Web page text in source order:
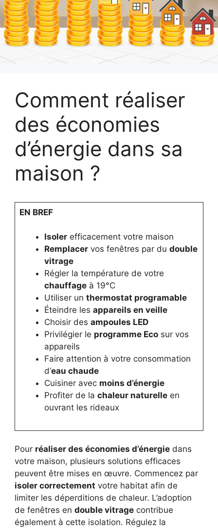
Comment réaliser
des économies
d’énergie dans sa
maison ?
EN BREF
Isolerefficacement votre maison
Remplacervos fenêtres par du double
vitrage
Régler la température de votre
chauffageà 19°C
Utiliser un thermostat programable
Éteindre les appareils en veille
Choisir des ampoules LED
Privilégier le programme Ecosur vos
appareils
Faire attention à votre consommation
d’eau chaude
Cuisiner avec moins d’énergie
Profiter de la chaleur naturelleen
ouvrant les rideaux
Pour réaliser des économies d’énergie dans
votre maison, plusieurs solutions efficaces
peuvent être mises en œuvre. Commencez par
isoler correctement votre habitat afin de
limiter les déperditions de chaleur. L’adoption
de fenêtres en double vitrage contribue
également à cette isolation. Régulez la